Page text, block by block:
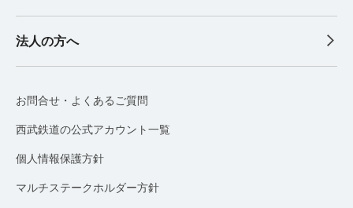
法人の方へ
お問合せ・よくあるご質問
西武鉄道の公式アカウント一覧
個人情報保護方針
マルチステークホルダー方針